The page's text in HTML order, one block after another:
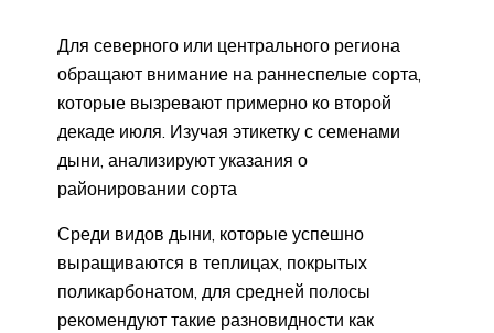
Для северного или центрального региона
обращают внимание на раннеспелые сорта,
которые вызревают примерно ко второй
декаде июля. Изучая этикетку с семенами
дыни, анализируют указания о
районировании сорта
Среди видов дыни, которые успешно
выращиваются в теплицах, покрытых
поликарбонатом, для средней полосы
рекомендуют такие разновидности как